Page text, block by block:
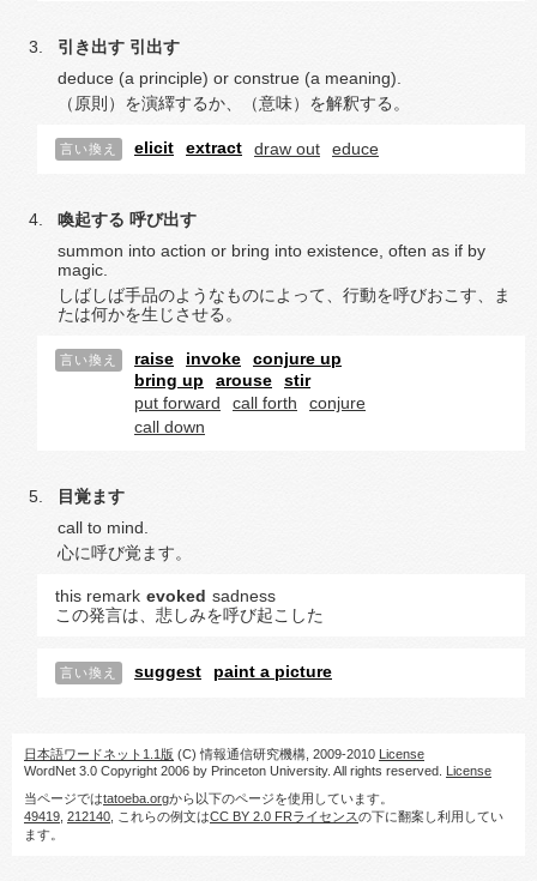
引き出す 引出す
deduce (a principle) or construe (a meaning).
（原則）を演繹するか、（意味）を解釈する。
言い換え elicit extract draw out educe
喚起する 呼び出す
summon into action or bring into existence, often as if by
magic.
しばしば手品のようなものによって、行動を呼びおこす、ま
たは何かを生じさせる。
言い換え raise invoke
conjure up
bring up
arouse
stir
put forward
call forth
conjure
call down
目覚ます
call to mind.
心に呼び覚ます。
this remark evoked sadness
この発言は、悲しみを呼び起こした
言い換え suggest paint a picture
日本語ワードネット1.1版 (C) 情報通信研究機構, 2009-2010 License
WordNet 3.0 Copyright 2006 by Princeton University. All rights reserved. License
当ページではtatoeba.orgから以下のページを使用しています。
49419 212140 , これらの例文はCC BY 2.0 FRライセンスの下に翻案し利用してい
ます。